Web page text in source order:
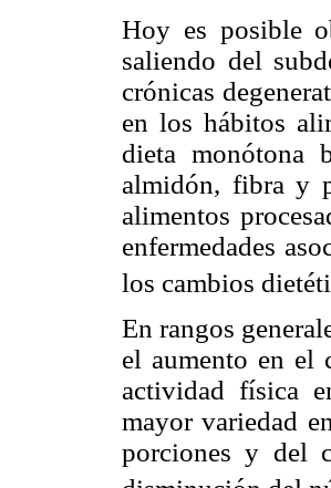
Hoy es posible
saliendo del
crónicas
en los hábitos
dieta monótona
almidón, fibra y
alimentos
enfermedades
los cambios
En rangos
el aumento en el
actividad física
mayor variedad
porciones y del